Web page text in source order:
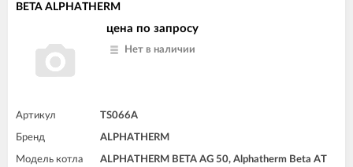
BETA ALPHATHERM
цена по запросу
Нет в наличии
Артикул TS066A
Бренд ALPHATHERM
Модель котла
ALPHATHERM BETA AG 50, Alphatherm Beta AT